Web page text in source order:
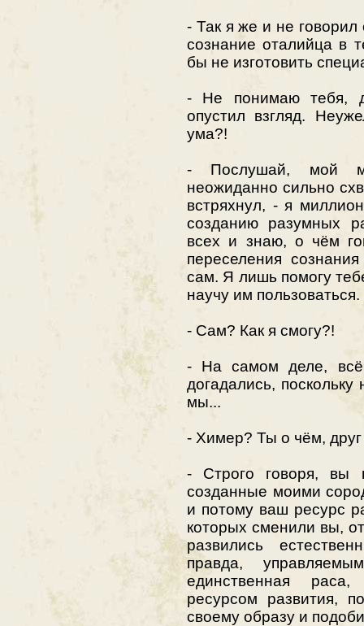
- Так я же и не
сознание оталийца в
бы не изготовить
- Не понимаю тебя,
опустил взгляд.
ума?!
- Послушай, мой
неожиданно сильно
встряхнул, - я
созданию разумных
всех и знаю, о чём
переселения
сам. Я лишь помогу
научу им пользоваться.
- Сам? Как я смогу?!
- На самом деле,
догадались,
мы...
- Химер? Ты о чём,
- Строго говоря, вы
созданные моими
и потому ваш ресурс
которых сменили вы,
развились
правда,
единственная
ресурсом развития,
своему образу и